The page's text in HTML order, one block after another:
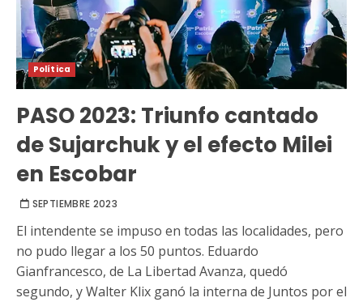
Política
PASO 2023: Triunfo cantado
de Sujarchuk y el efecto Milei
en Escobar
SEPTIEMBRE 2023
El intendente se impuso en todas las localidades, pero
no pudo llegar a los 50 puntos. Eduardo
Gianfrancesco, de La Libertad Avanza, quedó
segundo, y Walter Klix ganó la interna de Juntos por el